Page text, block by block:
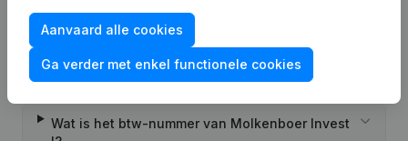
Wat is het KVK-nummer van Molkenboer Invest
I?
Wat is het btw-nummer van Molkenboer Invest
Aanvaard alle cookies
Ga verder met enkel functionele cookies